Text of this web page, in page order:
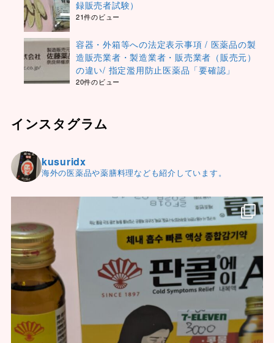
録販売者試験）
21件のビュー
容器・外箱等への法定表示事項 / 医薬品の製
造販売業者・製造業者・販売業者（販売元）
の違い/ 指定濫用防止医薬品「要確認」
20件のビュー
インスタグラム
kusuridx
海外の医薬品や薬膳料理なども紹介しています。